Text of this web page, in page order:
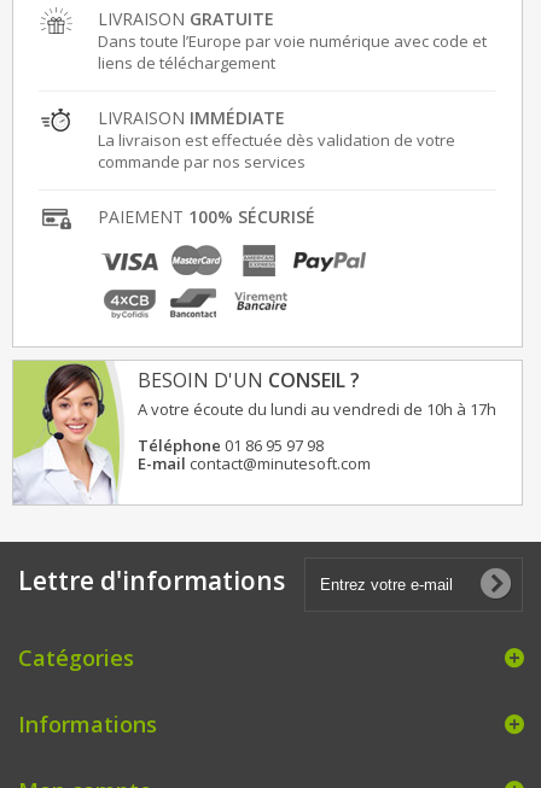
LIVRAISON GRATUITE
Dans toute l’Europe par voie numérique avec code et
liens de téléchargement
LIVRAISON IMMÉDIATE
La livraison est effectuée dès validation de votre
commande par nos services
PAIEMENT 100% SÉCURISÉ
BESOIN D'UN CONSEIL ?
A votre écoute du lundi au vendredi de 10h à 17h
Téléphone 01 86 95 97 98
E-mail contact@minutesoft.com
Lettre d'informations
Catégories
Informations